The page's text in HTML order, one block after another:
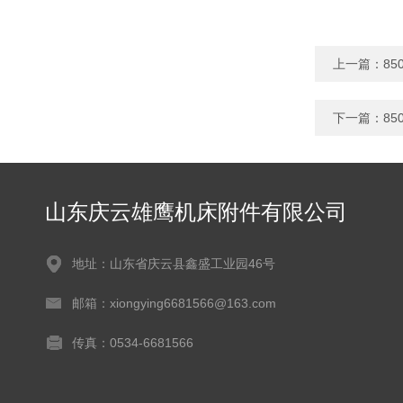
上一篇：
下一篇：
山东庆云雄鹰机床附件有限公司
地址：山东省庆云县鑫盛工业园46号
邮箱：xiongying6681566@163.com
传真：0534-6681566